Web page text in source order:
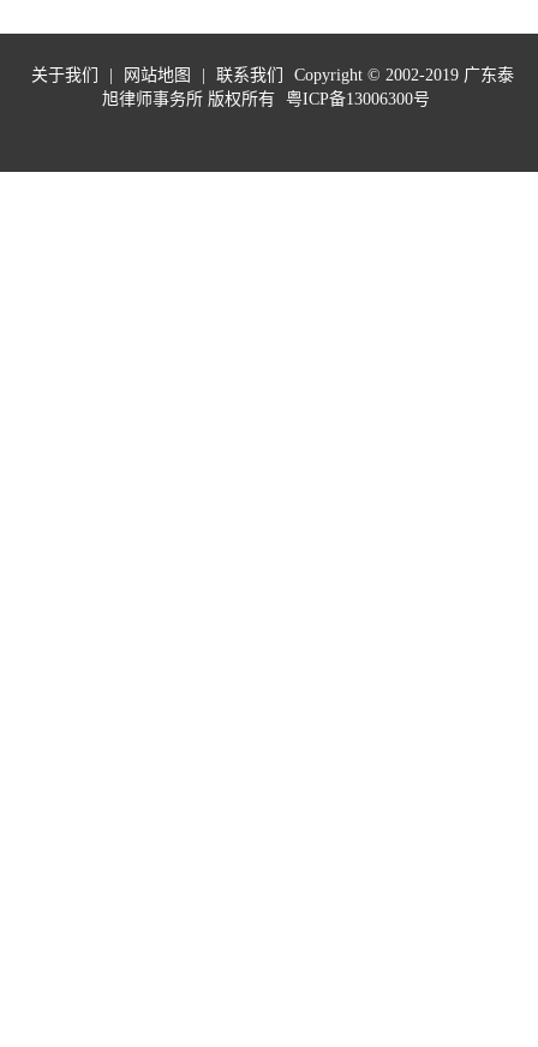
关于我们 网站地图 联系我们
Copyright © 2002-2019 广东泰
旭律师事务所 版权所有 粤ICP备13006300号